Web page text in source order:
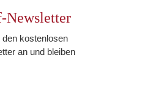
Newsletter
den kostenlosen
an und bleiben